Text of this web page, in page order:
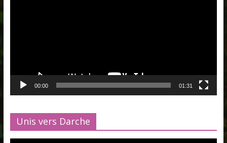
00:00 01:31
Unis vers Darche